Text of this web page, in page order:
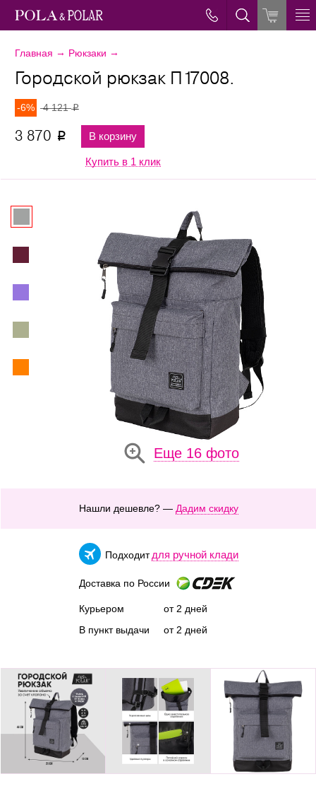
Главная → Рюкзаки →
Еще 16 фото
Городской рюкзак П17008.
-6% 4 121p
3 870 p В корзину
Купить в 1 клик
Нашли дешевле? — Дадим скидку
Подходит для ручной клади
Доставка по России
Курьером
В пункт выдачи
от 2 дней
от 2 дней